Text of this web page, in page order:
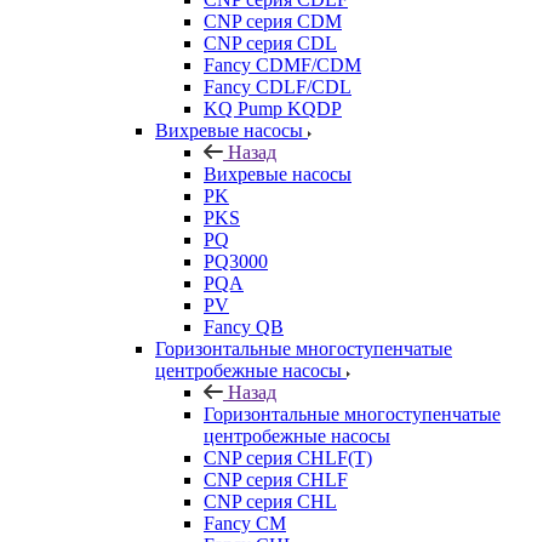
CNP серия CDM
CNP серия CDL
Fancy CDMF/CDM
Fancy CDLF/CDL
KQ Pump KQDP
Вихревые насосы
Назад
Вихревые насосы
PK
PKS
PQ
PQ3000
PQA
PV
Fancy QB
Горизонтальные многоступенчатые
центробежные насосы
Назад
Горизонтальные многоступенчатые
центробежные насосы
CNP серия CHLF(T)
CNP серия CHLF
CNP серия CHL
Fancy CM